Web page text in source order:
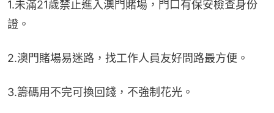
1.未滿21歲禁止進入澳門賭場，門口有保安檢查身份
證。
2.澳門賭場易迷路，找工作人員友好問路最方便。
3.籌碼用不完可換回錢，不強制花光。